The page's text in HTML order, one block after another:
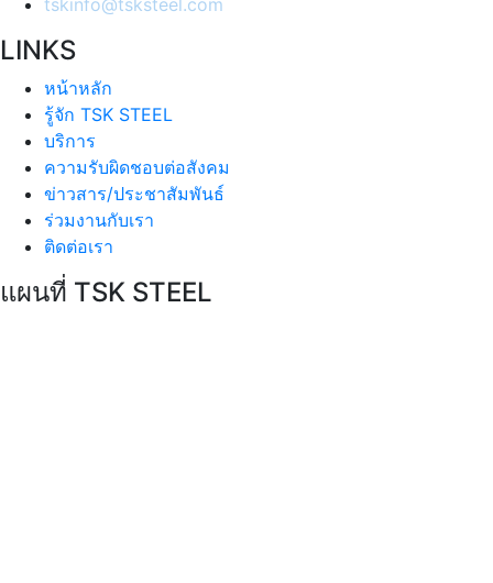
tskinfo@tsksteel.com
LINKS
หน้าหลัก
รู้จัก TSK STEEL
บริการ
ความรับผิดชอบต่อสังคม
ข่าวสาร/ประชาสัมพันธ์
ร่วมงานกับเรา
ติดต่อเรา
แผนที่ TSK STEEL